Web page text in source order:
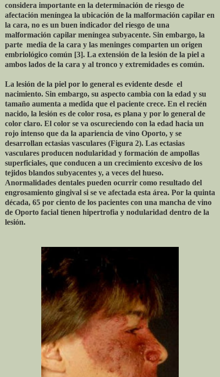
considera importante en la determinación de riesgo de
afectación meníngea la ubicación de la malformación capilar en
la cara, no es un buen indicador del riesgo de una
malformación capilar meníngea subyacente. Sin embargo, la
parte media de la cara y las meninges comparten un origen
embriológico común [3]. La extensión de la lesión de la piel a
ambos lados de la cara y al tronco y extremidades es común.
La lesión de la piel por lo general es evidente desde el
nacimiento. Sin embargo, su aspecto cambia con la edad y su
tamaño aumenta a medida que el paciente crece. En el recién
nacido, la lesión es de color rosa, es plana y por lo general de
color claro. El color se va oscureciendo con la edad hacia un
rojo intenso que da la apariencia de vino Oporto, y se
desarrollan ectasias vasculares (Figura 2). Las ectasias
vasculares producen nodularidad y formación de ampollas
superficiales, que conducen a un crecimiento excesivo de los
tejidos blandos subyacentes y, a veces del hueso.
Anormalidades dentales pueden ocurrir como resultado del
engrosamiento gingival si se ve afectada esta área. Por la quinta
década, 65 por ciento de los pacientes con una mancha de vino
de Oporto facial tienen hipertrofia y nodularidad dentro de la
lesión.